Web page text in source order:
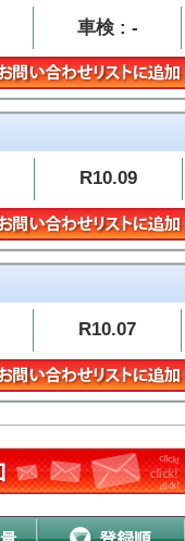
車検 : -
R10.09
R10.07